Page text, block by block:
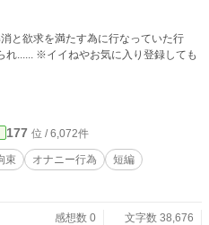
と欲求を満たす為に行なっていた行
り登録しても
177 位 / 6,072件
束 オナニー行為
短編
感想数 0
文字数 38,676